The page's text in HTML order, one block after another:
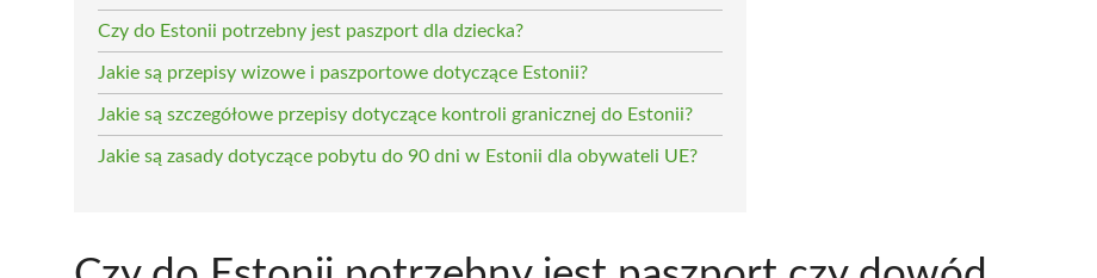
Czy do Estonii potrzebny jest paszport dla dziecka?
Jakie są przepisy wizowe i paszportowe dotyczące Estonii?
Jakie są szczegółowe przepisy dotyczące kontroli granicznej do Estonii?
Jakie są zasady dotyczące pobytu do 90 dni w Estonii dla obywateli UE?